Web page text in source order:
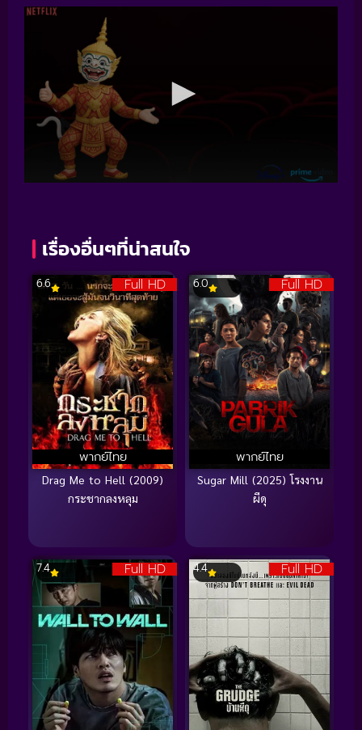
เรื่องอื่นๆที่น่าสนใจ
Full HD
พากย์ไทย
6.6
Drag Me to Hell (2009)
กระชากลงหลุม
Full HD
พากย์ไทย
6.0
Sugar Mill (2025) โรงงาน
ผีดุ
Full HD
7.4 Full HD
4.4